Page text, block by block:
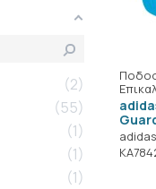
2
55
1
1
1